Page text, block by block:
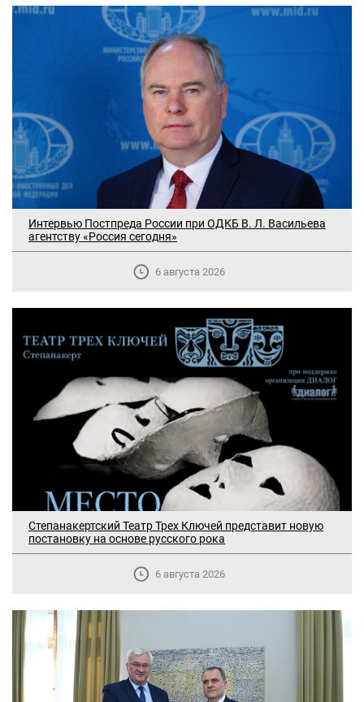
Интервью Постпреда России при ОДКБ В. Л. Васильева
агентству «Россия сегодня»
6 августа 2026
Степанакертский Театр Трех Ключей представит новую
постановку на основе русского рока
6 августа 2026